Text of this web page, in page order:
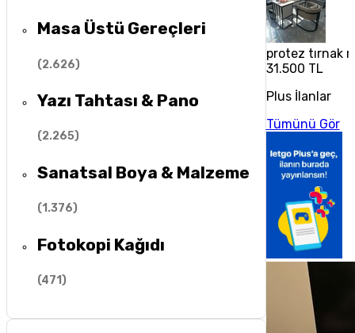
Masa Üstü Gereçleri
(2.626)
Yazı Tahtası & Pano
(2.265)
Sanatsal Boya & Malzeme
(1.376)
Fotokopi Kağıdı
(471)
protez tırnak
31.500 TL
Plus İlanlar
Tümünü Gör